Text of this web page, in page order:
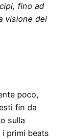
fino ad
visione del
poco,
fin da
sulla
primi beats